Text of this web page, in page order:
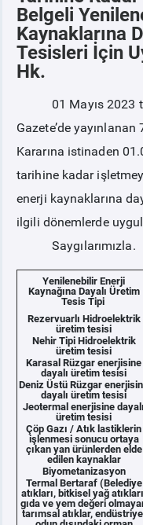
VADELİ ELEKTRİK
PİYASA
SERBEST TÜKETİCİ
TEMİNAT
BÜLTENLER
DUYURULAR
BT HİZMET
Belgeli
Kaynaklarına
Tesisleri İçin
Hk.
01 Mayıs 2023
Gazete’de yayınlanan
Kararına istinaden
tarihine kadar
enerji kaynaklarına
ilgili dönemlerde
Saygılarımızla.
Yenilenebilir Enerji
Kaynağına Dayalı Üretim
Tesis Tipi
Rezervuarlı Hidroelektrik
üretim tesisi
Nehir Tipi Hidroelektrik
üretim tesisi
Karasal Rüzgar enerjisine
dayalı üretim tesisi
Deniz Üstü Rüzgar
dayalı üretim tesisi
Jeotermal enerjisine dayalı
üretim tesisi
Çöp Gazı / Atık lastiklerin
işlenmesi sonucu ortaya
çıkan yan ürünlerden elde
edilen kaynaklar
Biyometanizasyon
Termal Bertaraf (Belediye
atıkları, bitkisel yağ
gıda ve yem değeri
tarımsal atıklar, endüstriyel